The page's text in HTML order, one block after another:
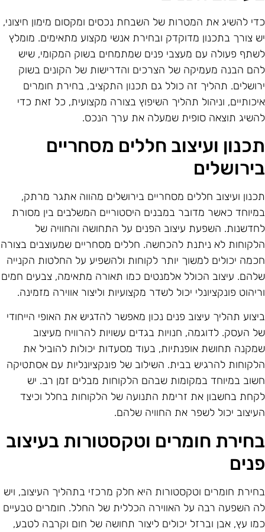
להשיג את המטרות של השבחת נכסים ומקסום מימון חיצוני,
צורך בתכנון מדוקדק ובחירת אנשי מקצוע מתאימים. מומלץ
פעולה עם מעצבי פנים שמתמחים בשוק המקומי, שיש
הבנה מעמיקה של הצרכים והדרישות של הקונים בשוק
תהליך זה כולל גם תכנון התקציב, בחירת חומרים
וניהול תהליך השיפוץ בצורה מקצועית, כל זאת כדי
תוצאה סופית שמעלה את ערך הנכס.
ועיצוב חללים מסחריים
ועיצוב חללים מסחריים בירושלים מהווה אתגר מרתק,
כאשר מדובר במבנים היסטוריים המשלבים בין מסורת
השפעת עיצוב הפנים על התחושה והחוויה של
לא ניתנת להכחשה. חללים מסחריים שמעוצבים בצורה
יכולים למשוך יותר לקוחות ולהשפיע על החלטות הקנייה
עיצוב הכולל אלמנטים כמו תאורה מתאימה, צבעים חמים
פונקציונלי יכול לשדר מקצועיות וליצור אווירה מזמינה.
תהליך עיצוב פנים נכון מאפשר להדגיש את האופי הייחודי
העסק. לדוגמה, חנויות בגדים עשויות להרוויח מעיצוב
תחושת אופנתיות, בעוד מסעדות יכולות להוביל את
להרגיש בבית. השילוב של פונקציונליות עם אסתטיקה
במיוחד במקומות שבהם הלקוחות מבלים זמן רב. יש
בחשבון את זרימת התנועה של הלקוחות בחלל וכיצד
יכול לשפר את החוויה שלהם.
חומרים וטקסטורות בעיצוב
חומרים וטקסטורות היא חלק מרכזי בתהליך העיצוב, ויש
השפעה רבה על האווירה הכללית של החלל. חומרים טבעיים
עץ, אבן וברזל יכולים ליצור תחושה של חום וקרבה לטבע,